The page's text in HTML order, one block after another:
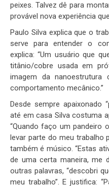
peixes. Talvez dê para
provável nova experiência
Paulo Silva explica que o
serve para entender o
explica: “Um usuário que
titânio/cobre usada em
imagem da
comportamento mecânico.”
Desde sempre apaixonado
até em casa Silva costuma
“Quando faço um pandeiro
levar parte do meu trabalho
também é músico. “Estas
de uma certa maneira, me
outras palavras, “descobri
meu trabalho”. E justifica: